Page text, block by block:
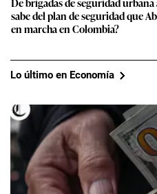
sabe del plan de seguridad que
en marcha en Colombia?
Lo último en Economía